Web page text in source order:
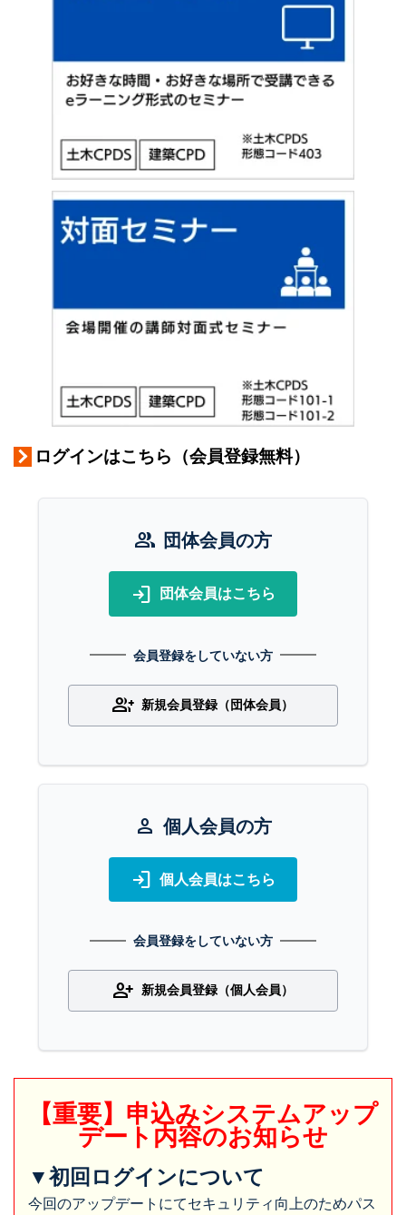
ログインはこちら（会員登録無料）
group 団体会員の方
login 団体会員はこちら
会員登録をしていない方
group_add 新規会員登録（団体会員）
person 個人会員の方
login 個人会員はこちら
会員登録をしていない方
person_add 新規会員登録（個人会員）
【重要】申込みシステムアップ
デート内容のお知らせ
▼初回ログインについて
今回のアップデートにてセキュリティ向上のためパス